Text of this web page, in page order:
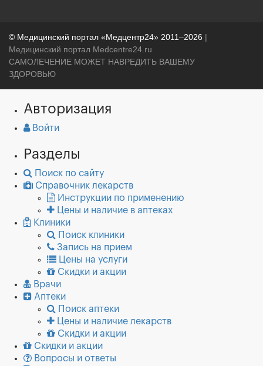
© Медицинский портал «Медцентр24» 2011–2026 |
Медицинский портал Medcentre24.ru
САМОЛЕЧЕНИЕ МОЖЕТ НАВРЕДИТЬ ВАШЕМУ
ЗДОРОВЬЮ
Авторизация
Войти
Разделы
Поиск по сайту
Справочник лекарств
Инструкции по применению
Цены и наличие в аптеках
Клиники
Поиск клиники
Запись на прием
Цены на услуги
Скидки и акции
Врачи
Аптеки
Поиск аптеки
Цены и наличие лекарств
Скидки и акции
Скидки и акции
Вопросы и ответы